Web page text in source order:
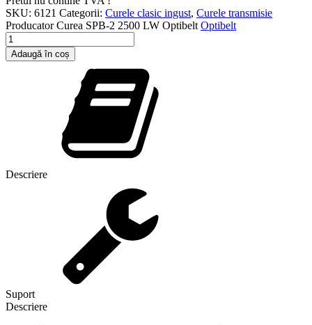
SKU: 6121 Categorii: Curele clasic ingust, Curele transmisie
ProducatorCurea SPB-2 2500 LW Optibelt Optibelt
Cantitate
Curea
SPB-
Adaugă în coș
Descriere
Suport
Descriere